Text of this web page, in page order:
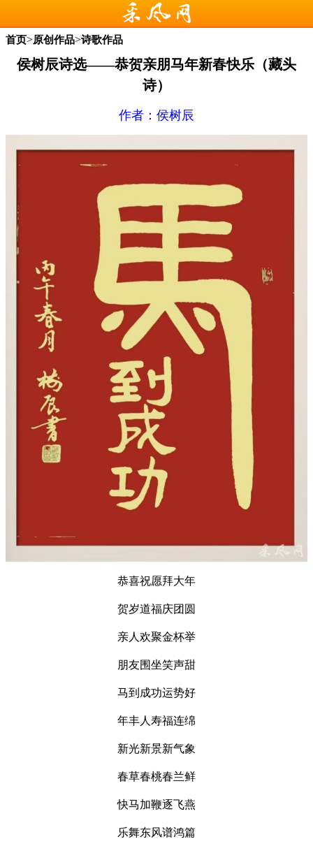
首页>原创作品>诗歌作品
侯树辰诗选——恭贺亲朋马年新春快乐（藏头
诗）
作者：侯树辰
恭喜祝愿拜大年
贺岁道福庆团圆
亲人欢聚金杯举
朋友围坐笑声甜
马到成功运势好
年丰人寿福连绵
新光新景新气象
春草春桃春兰鲜
快马加鞭逐飞燕
乐舞东风谱鸿篇